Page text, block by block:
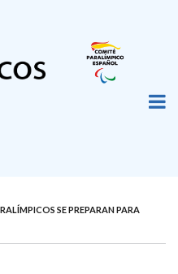
SE PREPARAN PARA